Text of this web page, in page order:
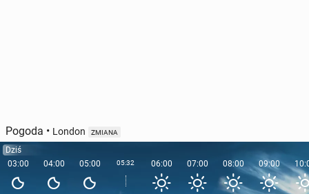
Pogoda • London ZMIANA
Dziś
03:00
04:00 05:00 05:32 06:00 07:00 08:00 09:00